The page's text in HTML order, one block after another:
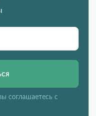
соглашаетесь с